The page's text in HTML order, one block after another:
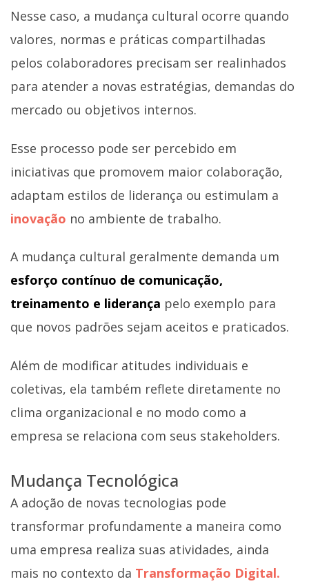
Nesse caso, a mudança cultural ocorre quando
valores, normas e práticas compartilhadas
pelos colaboradores precisam ser realinhados
para atender a novas estratégias, demandas do
mercado ou objetivos internos.
Esse processo pode ser percebido em
iniciativas que promovem maior colaboração,
adaptam estilos de liderança ou estimulam a
inovação no ambiente de trabalho.
A mudança cultural geralmente demanda um
esforço contínuo de comunicação,
treinamento e liderança pelo exemplo para
que novos padrões sejam aceitos e praticados.
Além de modificar atitudes individuais e
coletivas, ela também reflete diretamente no
clima organizacional e no modo como a
empresa se relaciona com seus stakeholders.
Mudança Tecnológica
A adoção de novas tecnologias pode
transformar profundamente a maneira como
uma empresa realiza suas atividades, ainda
mais no contexto da Transformação Digital.